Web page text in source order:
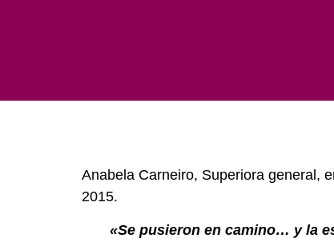
Anabela Carneiro, Superiora general,
2015.
«Se pusieron en camino… y la